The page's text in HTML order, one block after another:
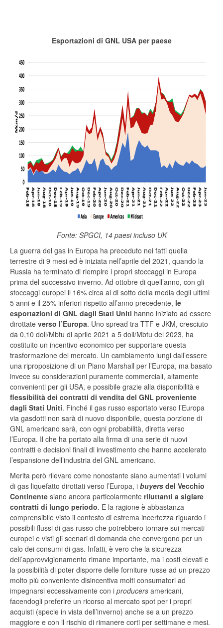
Esportazioni di GNL USA per paese
Fonte: SPGCI, 14 paesi incluso UK
La guerra del gas in Europa ha preceduto nei fatti quella
terrestre di 9 mesi ed è iniziata nell’aprile del 2021, quando la
Russia ha terminato di riempire i propri stoccaggi in Europa
prima del successivo inverno. Ad ottobre di quell’anno, con gli
stoccaggi europei il 16% circa al di sotto della media degli ultimi
5 anni e il 25% inferiori rispetto all’anno precedente, le
esportazioni di GNL dagli Stati Uniti hanno iniziato ad essere
dirottate verso l’Europa. Uno spread tra TTF e JKM, cresciuto
da 0,10 doll/Mbtu di aprile 2021 a 5 doll/Mbtu del 2023, ha
costituito un incentivo economico per supportare questa
trasformazione del mercato. Un cambiamento lungi dall’essere
una riproposizione di un Piano Marshall per l’Europa, ma basato
invece su considerazioni puramente commerciali, altamente
convenienti per gli USA, e possibile grazie alla disponibilità e
flessibilità dei contratti di vendita del GNL proveniente
dagli Stati Uniti. Finché il gas russo esportato verso l’Europa
via gasdotti non sarà di nuovo disponibile, questa porzione di
GNL americano sarà, con ogni probabilità, diretta verso
l’Europa. Il che ha portato alla firma di una serie di nuovi
contratti e decisioni finali di investimento che hanno accelerato
l’espansione dell’industria del GNL americano.
Merita però rilevare come nonostante siano aumentati i volumi
di gas liquefatto dirottati verso l’Europa, i buyers del Vecchio
Continente siano ancora particolarmente riluttanti a siglare
contratti di lungo periodo. E la ragione è abbastanza
comprensibile visto il contesto di estrema incertezza riguardo i
possibili flussi di gas russo che potrebbero tornare sui mercati
europei e visti gli scenari di domanda che convergono per un
calo dei consumi di gas. Infatti, è vero che la sicurezza
dell’approvvigionamento rimane importante, ma i costi elevati e
la possibilità di poter disporre delle forniture russe ad un prezzo
molto più conveniente disincentiva molti consumatori ad
impegnarsi eccessivamente con i producers americani,
facendogli preferire un ricorso al mercato spot per i propri
acquisti (specie in vista dell’inverno) anche se a un prezzo
maggiore e con il rischio di rimanere corti per settimane e mesi.